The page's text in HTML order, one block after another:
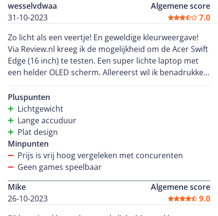
wesselvdwaa
31-10-2023
Algemene score
7.0
Zo licht als een veertje! En geweldige kleurweergave!
Via Review.nl kreeg ik de mogelijkheid om de Acer Swift
Edge (16 inch) te testen. Een super lichte laptop met
een helder OLED scherm. Allereerst wil ik benadrukken
dat dit een laptop is voor lichte doeleinden zoals
tekstverwerking. Dit is geen laptop bedoeld voor
gaming of videobewerkingen. Deze laptop heeft een
aantal bijzondere kenmerken, namelijk: - Zijn gewicht
(maar 1.17KG), - Zijn dikte (maar 12,95mm) en - Zijn
scherpe heldere 4K DCI-P3 OLED scherm (500 nits).
Scherm Er zijn amper laptops met deze hoeveelheid
nits. Hoe hoger dit getal, hoe helderder het scherm is.
scherm groter oogt. Het heeft een resolutie van
3840x2400 met een 16:10 verhouding en een
Pluspunten
Lichtgewicht
Lange accuduur
Plat design
Minpunten
Prijs is vrij hoog vergeleken met concurenten
Geen games speelbaar
Mike
26-10-2023
Algemene score
9.0